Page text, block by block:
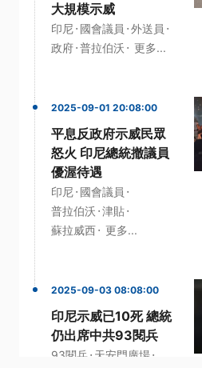
大規模示威
印尼· 國會議員 ·外送員 ·
政府·普拉伯沃 · 更多...
2025-09-01 20:08:00
平息反政府示威民眾
怒火 印尼總統撤議員
優渥待遇
印尼· 國會議員 ·
普拉伯沃 ·津貼·
蘇拉威西· 更多...
2025-09-03 08:08:00
印尼示威已10死 總統
仍出席中共93閱兵
93閱兵· 天安門廣場·